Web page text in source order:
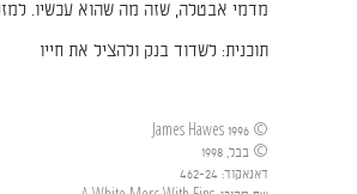
מדמי אבטלה, שזה מה שהוא עכשיו.
תוכנית: לשדוד בנק ולהציל את חייו
© James Hawes 1996
© בבל, 1998
דאנאקוד:
462-24